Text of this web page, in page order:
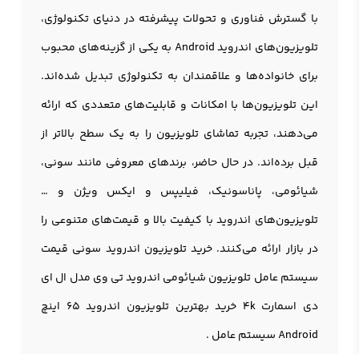
با گسترش فناوری و تحولات پیشرفته در دنیای تکنولوژی،
تلویزیون‌های اندروید Android به یکی از گزینه‌های محبوب
برای خانواده‌ها و علاقمندان به تکنولوژی تبدیل شده‌اند.
این تلویزیون‌ها با امکانات و قابلیت‌های متعددی که ارائه
می‌دهند، تجربه تماشای تلویزیون را به یک سطح بالاتر از
قبل برده‌اند. در حال حاضر، برندهای معروفی مانند سونی،
شیائومی، پاناسونیک، فیلیپس و ایکس ویژن و …
تلویزیون‌های اندروید با کیفیت بالا و قیمت‌های متنوعی را
در بازار ارائه می‌کنند. خرید تلويزيون اندرويد سونی قیمت
سیستم عامل تلویزیون شیائومی اندروید تی وی مدل ال ای
دی اسمارت 4k خرید بهترین تلویزیون اندروید 65 اینچ
Android سیستم عامل .